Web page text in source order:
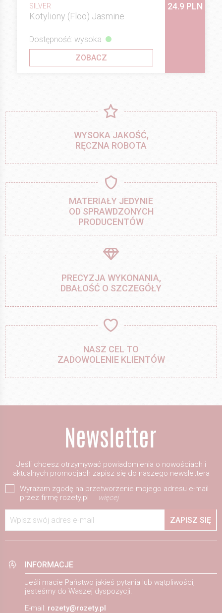
SILVER
Kotyliony (Floo) Jasmine
24.9 PLN
Dostępność: wysoka
ZOBACZ
WYSOKA JAKOŚĆ,
RĘCZNA ROBOTA
MATERIAŁY JEDYNIE
OD SPRAWDZONYCH
PRODUCENTÓW
PRECYZJA WYKONANIA,
DBAŁOŚĆ O SZCZEGÓŁY
NASZ CEL TO
ZADOWOLENIE KLIENTÓW
Jeśli chcesz otrzymywać powiadomienia o nowościach i
aktualnych promocjach zapisz się do naszego newslettera
Wyrażam zgodę na przetworzenie mojego adresu e-mail
przez firmę rozety.pl
więcej
Wpisz swój adres e-mail ZAPISZ SIĘ
INFORMACJE
Jeśli macie Państwo jakieś pytania lub wątpliwości,
jesteśmy do Waszej dyspozycji.
E-mail: rozety@rozety.pl